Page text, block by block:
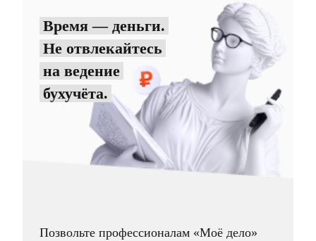
Время — деньги.
Не отвлекайтесь
на ведение
бухучёта.
Позвольте профессионалам «Моё дело»